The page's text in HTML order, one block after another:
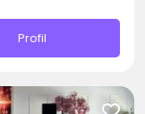
Profil